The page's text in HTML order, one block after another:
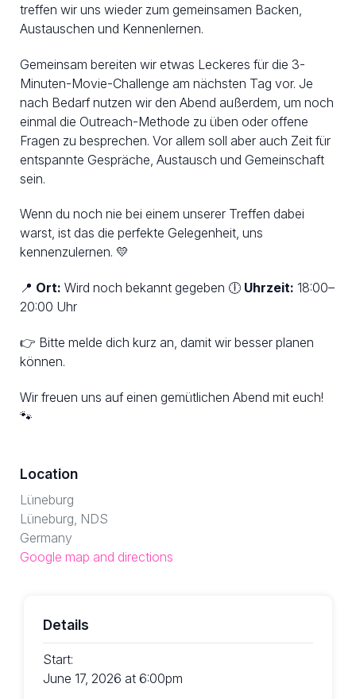
treffen wir uns wieder zum gemeinsamen Backen,
Austauschen und Kennenlernen.
Gemeinsam bereiten wir etwas Leckeres für die 3-
Minuten-Movie-Challenge am nächsten Tag vor. Je
nach Bedarf nutzen wir den Abend außerdem, um noch
einmal die Outreach-Methode zu üben oder offene
Fragen zu besprechen. Vor allem soll aber auch Zeit für
entspannte Gespräche, Austausch und Gemeinschaft
sein.
Wenn du noch nie bei einem unserer Treffen dabei
warst, ist das die perfekte Gelegenheit, uns
kennenzulernen. 💛
📍 Ort: Wird noch bekannt gegeben 🕕 Uhrzeit: 18:00–
20:00 Uhr
👉 Bitte melde dich kurz an, damit wir besser planen
können.
Wir freuen uns auf einen gemütlichen Abend mit euch!
🐾
Location
Lüneburg
Lüneburg, NDS
Germany
Google map and directions
Details
Start:
June 17, 2026 at 6:00pm